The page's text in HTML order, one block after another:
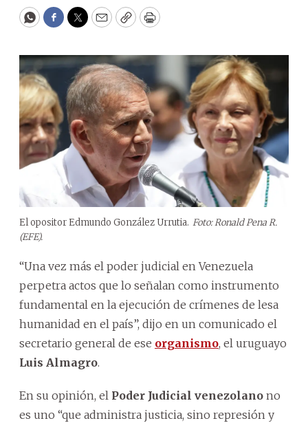
WhatsApp
Facebook
Twitter
EmailCopyPrint
El opositor Edmundo González Urrutia. Foto: Ronald Pena R.
(EFE).
“Una vez más el poder judicial en Venezuela
perpetra actos que lo señalan como instrumento
fundamental en la ejecución de crímenes de lesa
humanidad en el país”, dijo en un comunicado el
secretario general de ese organismo, el uruguayo
Luis Almagro.
En su opinión, el Poder Judicial venezolano no
es uno “que administra justicia, sino represión y